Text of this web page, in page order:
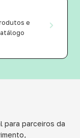
e
para parceiros da